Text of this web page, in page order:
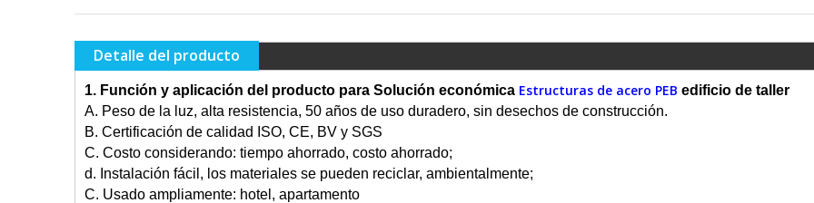
Detalle del producto
1. Función y aplicación del producto para Solución económica Estructuras de acero PEB edificio de taller
A. Peso de la luz, alta resistencia, 50 años de uso duradero, sin desechos de construcción.
B. Certificación de calidad ISO, CE, BV y SGS
C. Costo considerando: tiempo ahorrado, costo ahorrado;
d. Instalación fácil, los materiales se pueden reciclar, ambientalmente;
C. Usado ampliamente: hotel, apartamento